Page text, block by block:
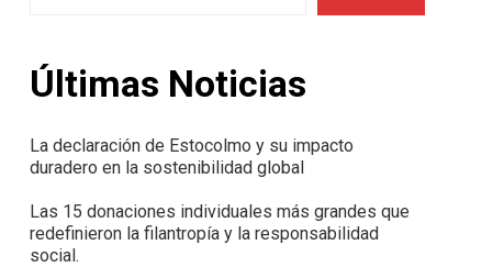
Últimas Noticias
La declaración de Estocolmo y su impacto
duradero en la sostenibilidad global
Las 15 donaciones individuales más grandes que
redefinieron la filantropía y la responsabilidad
social.